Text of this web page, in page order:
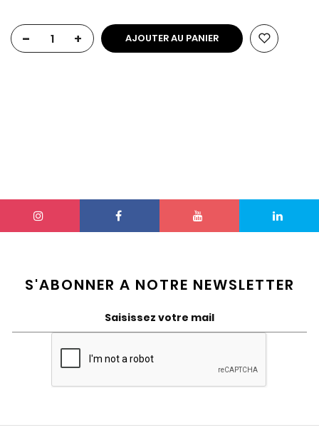
- + AJOUTER AU PANIER
S'ABONNER A NOTRE NEWSLETTER